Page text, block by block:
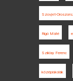
Szovjet-
Rigó Máté
Sziklay Ferenc
középiskolák